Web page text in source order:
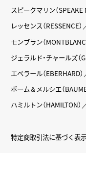
スピークマリン（SPEAKE
レッセンス（RESSENCE）
モンブラン（MONTBLANC
ジェラルド・チャールズ（
エベラール（EBERHARD）
ボーム＆メルシエ（
ハミルトン（HAMILTON）
特定商取引法に基づく表